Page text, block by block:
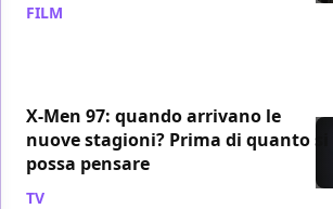
FILM
X-Men 97: quando arrivano le
nuove stagioni? Prima di quanto si
possa pensare
TV